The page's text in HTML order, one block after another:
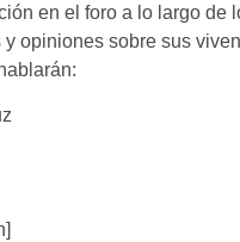
en el foro a lo largo de
opiniones sobre sus